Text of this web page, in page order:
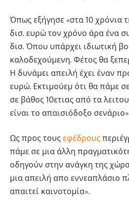
Όπως εξήγησε «στα 10 χρόνια
δισ. ευρώ τον χρόνο άρα ένα
δισ. Όπου υπάρχει ιδιωτική
καλοδεχούμενη. Φέτος θα
Η δυνάμει απειλή έχει έναν
ευρώ. Εκτιμούεμ ότι θα πάμε
σε βάθος 10ετιας από τα
είναι το απαισιόδοξο
Ως προς τους εφέδρους
πάμε σε μια άλλη
οδηγούν στην ανάγκη της
μια απειλή απο εννεαπλάσιο
απαιτεί καινοτομία».